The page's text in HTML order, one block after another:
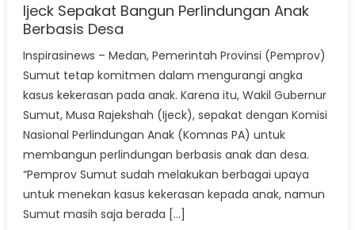
Ijeck Sepakat Bangun Perlindungan Anak
Berbasis Desa
Inspirasinews – Medan, Pemerintah Provinsi (Pemprov)
Sumut tetap komitmen dalam mengurangi angka
kasus kekerasan pada anak. Karena itu, Wakil Gubernur
Sumut, Musa Rajekshah (Ijeck), sepakat dengan Komisi
Nasional Perlindungan Anak (Komnas PA) untuk
membangun perlindungan berbasis anak dan desa.
“Pemprov Sumut sudah melakukan berbagai upaya
untuk menekan kasus kekerasan kepada anak, namun
Sumut masih saja berada […]